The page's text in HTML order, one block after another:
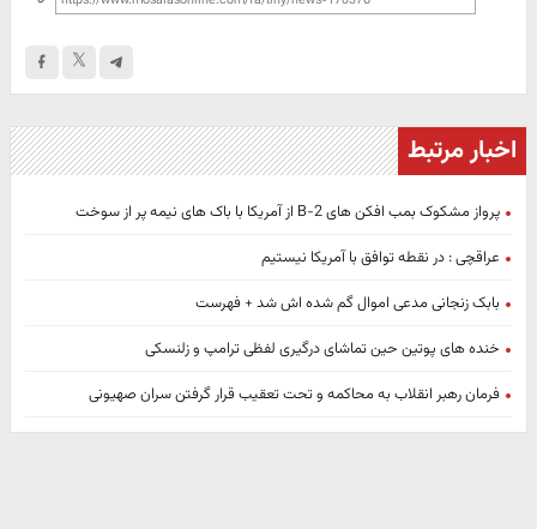
اخبار مرتبط
پرواز مشکوک بمب افکن های B-2 از آمریکا با باک های نیمه پر از سوخت
عراقچی : در نقطه توافق با آمریکا نیستیم
بابک زنجانی مدعی اموال گم شده اش شد + فهرست
خنده های پوتین حین تماشای درگیری لفظی ترامپ و زلنسکی
فرمان رهبر انقلاب به محاکمه و تحت تعقیب قرار گرفتن سران صهیونی